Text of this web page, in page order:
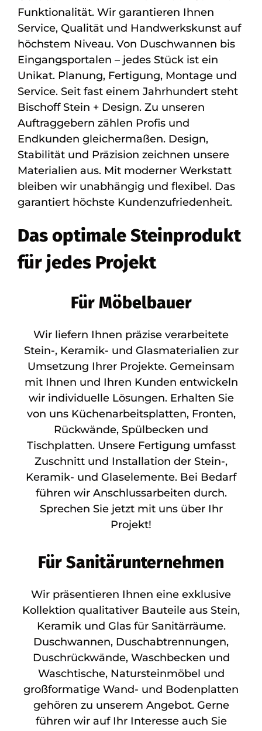
Funktionalität. Wir garantieren Ihnen
Service, Qualität und Handwerkskunst auf
höchstem Niveau. Von Duschwannen bis
Eingangsportalen – jedes Stück ist ein
Unikat. Planung, Fertigung, Montage und
Service. Seit fast einem Jahrhundert steht
Bischoff Stein + Design. Zu unseren
Auftraggebern zählen Profis und
Endkunden gleichermaßen. Design,
Stabilität und Präzision zeichnen unsere
Materialien aus. Mit moderner Werkstatt
bleiben wir unabhängig und flexibel. Das
garantiert höchste Kundenzufriedenheit.
Das optimale Steinprodukt
für jedes Projekt
Für Möbelbauer
Wir liefern Ihnen präzise verarbeitete
Stein-, Keramik- und Glasmaterialien zur
Umsetzung Ihrer Projekte. Gemeinsam
mit Ihnen und Ihren Kunden entwickeln
wir individuelle Lösungen. Erhalten Sie
von uns Küchenarbeitsplatten, Fronten,
Rückwände, Spülbecken und
Tischplatten. Unsere Fertigung umfasst
Zuschnitt und Installation der Stein-,
Keramik- und Glaselemente. Bei Bedarf
führen wir Anschlussarbeiten durch.
Sprechen Sie jetzt mit uns über Ihr
Projekt!
Für Sanitärunternehmen
Wir präsentieren Ihnen eine exklusive
Kollektion qualitativer Bauteile aus Stein,
Keramik und Glas für Sanitärräume.
Duschwannen, Duschabtrennungen,
Duschrückwände, Waschbecken und
Waschtische, Natursteinmöbel und
großformatige Wand- und Bodenplatten
gehören zu unserem Angebot. Gerne
führen wir auf Ihr Interesse auch Sie